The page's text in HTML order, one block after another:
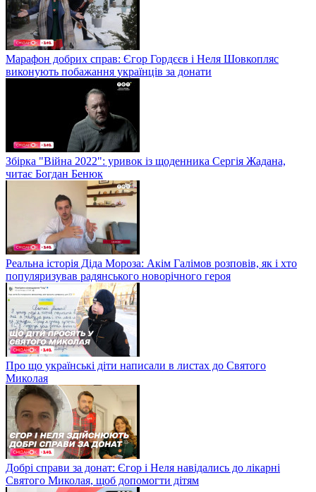
Марафон добрих справ: Єгор Гордєєв і Неля Шовкопляс
виконують побажання українців за донати
Збірка "Війна 2022": уривок із щоденника Сергія Жадана,
читає Богдан Бенюк
Реальна історія Діда Мороза: Акім Галімов розповів, як і хто
популяризував радянського новорічного героя
Про що українські діти написали в листах до Святого
Миколая
Добрі справи за донат: Єгор і Неля навідались до лікарні
Святого Миколая, щоб допомогти дітям